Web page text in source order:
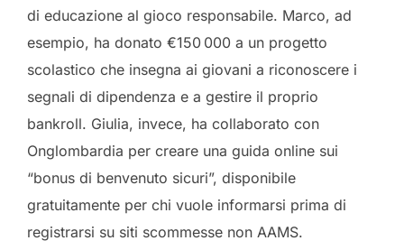
di educazione al gioco responsabile. Marco, ad
esempio, ha donato €150 000 a un progetto
scolastico che insegna ai giovani a riconoscere i
segnali di dipendenza e a gestire il proprio
bankroll. Giulia, invece, ha collaborato con
Onglombardia per creare una guida online sui
“bonus di benvenuto sicuri”, disponibile
gratuitamente per chi vuole informarsi prima di
registrarsi su siti scommesse non AAMS.